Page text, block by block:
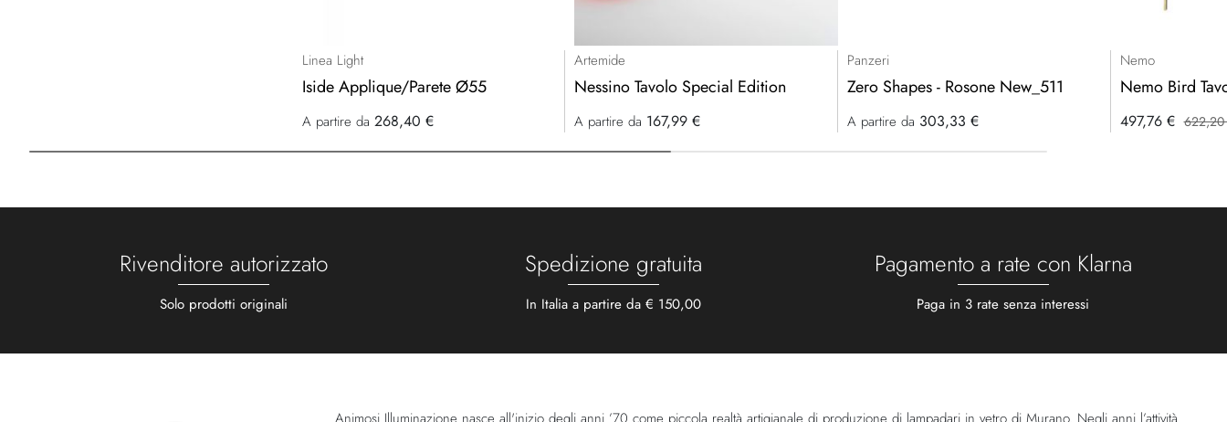
Linea Light
Iside Applique/Parete Ø55
A partire da 268,40 €
Artemide
Nessino Tavolo Special Edition
A partire da 167,99 €
Panzeri
Zero Shapes - Rosone New_511
A partire da 303,33 €
Nemo
Nemo Bird
Prezzo
497,76 € 622,20
Rivenditore autorizzato
Solo prodotti originali
Spedizione gratuita
In Italia a partire da € 150,00
Pagamento a rate con Klarna
Paga in 3 rate senza interessi